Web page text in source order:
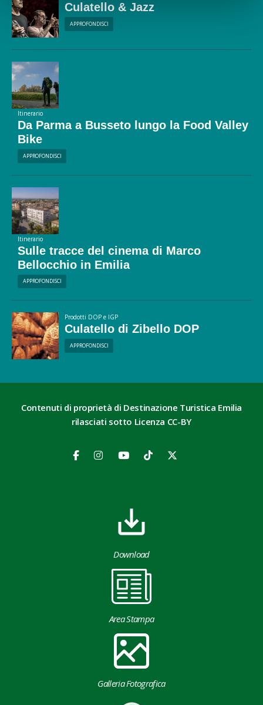
Culatello & Jazz
APPROFONDISCI
Itinerario
Da Parma a Busseto lungo la Food Valley
Bike
APPROFONDISCI
Itinerario
Sulle tracce del cinema di Marco
Bellocchio in Emilia
APPROFONDISCI
Prodotti DOP e IGP
Culatello di Zibello DOP
APPROFONDISCI
Contenuti di proprietà di Destinazione Turistica Emilia
rilasciati sotto Licenza CC-BY
Download
Area Stampa
Galleria Fotografica